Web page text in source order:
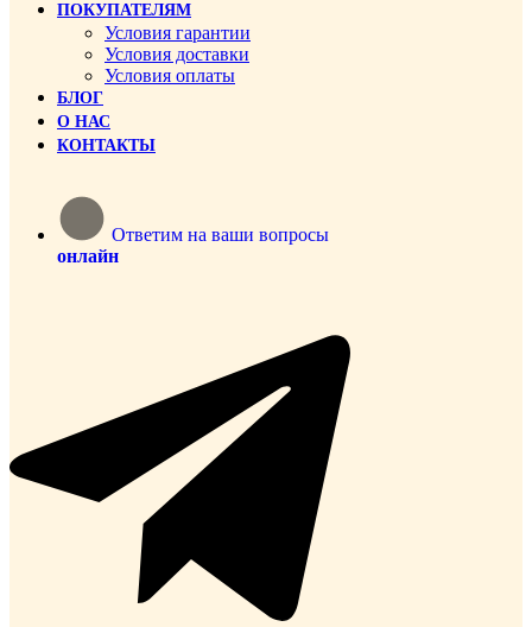
ПОКУПАТЕЛЯМ
Условия гарантии
Условия доставки
Условия оплаты
БЛОГ
О НАС
КОНТАКТЫ
Ответим на ваши вопросы
онлайн